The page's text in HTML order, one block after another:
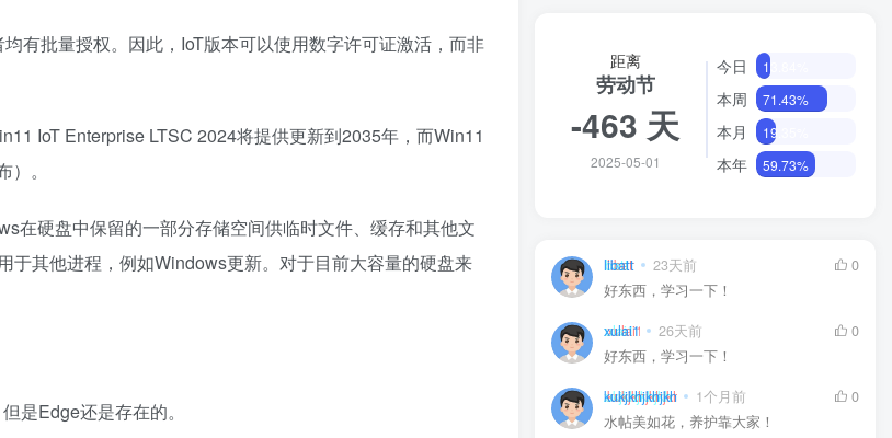
有批量授权。因此，IoT版本可以使用数字许可证激活，而非
IoT Enterprise LTSC 2024将提供更新到2035年，而Win11
。
在硬盘中保留的一部分存储空间供临时文件、缓存和其他文
其他进程，例如Windows更新。对于目前大容量的硬盘来
是Edge还是存在的。
距离
劳动节
-463 天
2025-05-01
今日 13.84%
本周 71.43%
本月 19.35%
本年 59.73%
libatt 23天前
0
好东西，学习一下！
xulai1 26天前
0
好东西，学习一下！
kukjkhjkhjkh 1个月前
0
水帖美如花，养护靠大家！